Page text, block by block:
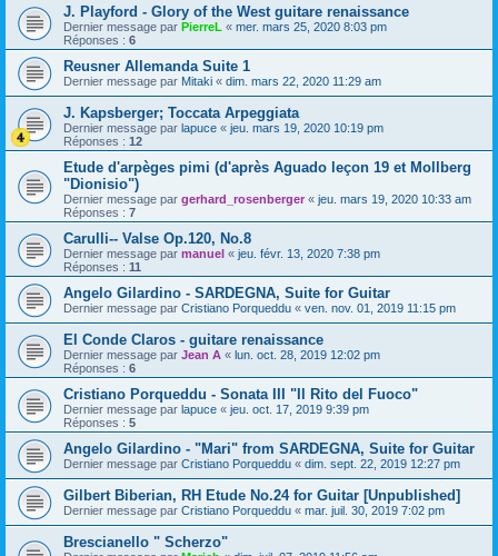
J. Playford - Glory of the West guitare renaissance
Dernier message par PierreL « mer. mars 25, 2020 8:03 pm
Réponses : 6
Reusner Allemanda Suite 1
Dernier message par Mitaki « dim. mars 22, 2020 11:29 am
J. Kapsberger; Toccata Arpeggiata
Dernier message par lapuce « jeu. mars 19, 2020 10:19 pm
Réponses : 12
Etude d'arpèges pimi (d'après Aguado leçon 19 et Mollberg
"Dionisio")
Dernier message par gerhard_rosenberger « jeu. mars 19, 2020 10:33 am
Réponses : 7
Carulli-- Valse Op.120, No.8
Dernier message par manuel « jeu. févr. 13, 2020 7:38 pm
Réponses : 11
Angelo Gilardino - SARDEGNA, Suite for Guitar
Dernier message par Cristiano Porqueddu « ven. nov. 01, 2019 11:15 pm
El Conde Claros - guitare renaissance
Dernier message par Jean A « lun. oct. 28, 2019 12:02 pm
Réponses : 6
Cristiano Porqueddu - Sonata III "Il Rito del Fuoco"
Dernier message par lapuce « jeu. oct. 17, 2019 9:39 pm
Réponses : 5
Angelo Gilardino - "Mari" from SARDEGNA, Suite for Guitar
Dernier message par Cristiano Porqueddu « dim. sept. 22, 2019 12:27 pm
Gilbert Biberian, RH Etude No.24 for Guitar [Unpublished]
Dernier message par Cristiano Porqueddu « mar. juil. 30, 2019 7:02 pm
Brescianello " Scherzo"